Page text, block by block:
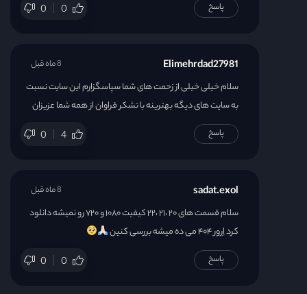
0 0 پاسخ
Elimehrdad27981
سلام خیلی خیلی از زحمت های شما سپاسگزارم این سایت نسبت
به سایت های دیگه بهترینه با تشکر فراوان از همه شما عزیزان‌‌
0 4
8 ماه قبل
پاسخ
sadat.exol
سلام قسمت های ۲۰ ،۲۱ ،۲۲ کیفیت ۱۰۸۰ و ۷۲۰ رو نمیشه دانلود
کرد اِرور ۴۰۴ می ده میشه بررسی کنین
0 0
8 ماه قبل
پاسخ